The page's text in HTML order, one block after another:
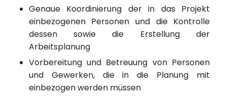
Genaue Koordinierung der in das Projekt
einbezogenen Personen und die Kontrolle
dessen sowie die Erstellung der
Arbeitsplanung
Vorbereitung und Betreuung von Personen
und Gewerken, die in die Planung mit
einbezogen werden müssen